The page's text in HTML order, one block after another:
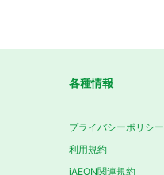
各種情報
プライバシーポリシー
利用規約
iAEON関連規約